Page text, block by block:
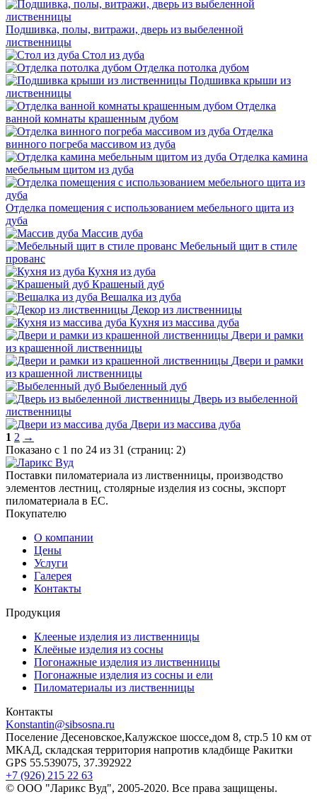
Подшивка, полы, витражи, дверь из выбеленной
лиственницы
Стол из дуба
Отделка потолка дубом
Подшивка крыши из
лиственницы
Отделка
ванной комнаты крашенным дубом
Отделка
винного погреба массивом из дуба
Отделка камина
мебельным щитом из дуба
Отделка помещения с использованием мебельного щита из
дуба
Массив дуба
Мебельный щит в стиле
прованс
Кухня из дуба
Крашеный дуб
Вешалка из дуба
Декор из лиственницы
Кухня из массива дуба
Двери и рамки
из крашенной лиственницы
Двери и рамки
из крашенной лиственницы
Выбеленный дуб
Дверь из выбеленной
лиственницы
Двери из массива дуба
1 2 →
Показано с 1 по 24 из 31 (страниц: 2)
Поставки пиломатериала из лиственницы, производство
элементов лестниц, столярные изделия из сосны, экспорт
пиломатериала в ЕС.
Покупателю
О компании
Цены
Услуги
Галерея
Контакты
Продукция
Клееные изделия из лиственницы
Клеёные изделия из сосны
Погонажные изделия из лиственницы
Погонажные изделия из сосны и ели
Пиломатериалы из лиственницы
Контакты
Konstantin@sibsosna.ru
Поселение Десеновское,Калужское шоссе,дом 8, стр.5 10 км от
МКАД, складская территория напротив кладбище Ракитки
GPS 55.539075, 37.392922
+7 (926) 215 22 63
© ООО "Ларикс Вуд", 2005-2020. Все права защищены.